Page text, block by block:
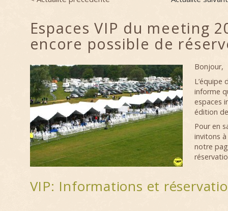
Post navigation
Espaces VIP du meeting
encore possible de
Bonjour,
L’équipe
informe
espaces
édition
Pour en
invitons
notre
VIP: Informations et